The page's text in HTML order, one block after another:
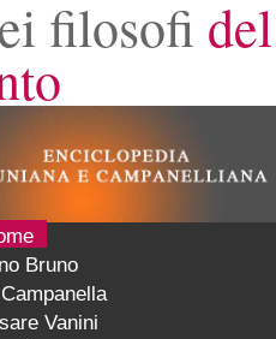
filosofi del
Bruno
Vanini